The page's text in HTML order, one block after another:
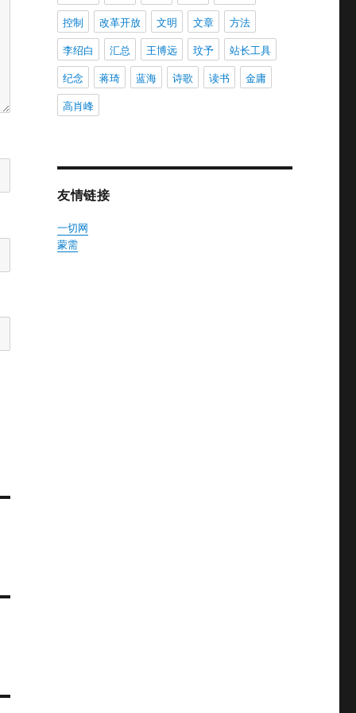
控制
改革开放 文明 文章
方法
李绍白
汇总 王博远 玟予
站长工具
纪念
蒋琦 蓝海 诗歌 读书
金庸
高肖峰
友情链接
一切网
蒙需